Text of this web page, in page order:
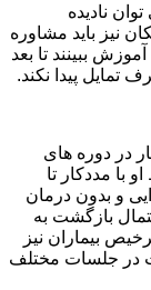
نادیده
نیز باید مشاوره
ببینند تا بعد
تمایل پیدا نکند.
در دوره های
با مددکار تا
و بدون درمان
بازگشت به
بیماران نیز
در جلسات مختلف